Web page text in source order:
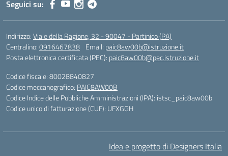
Seguici su:
Indirizzo:Viale della Ragione, 32 - 90047 - Partinico (PA)
Centralino:0916467838 Email: paic8aw00b@istruzione.it
Posta elettronica certificata (PEC): paic8aw00b@pec.istruzione.it
Codice fiscale: 80028840827
Codice meccanografico: PAIC8AW00B
Codice Indice delle Pubbliche Amministrazioni (IPA): istsc_paic8aw00b
Codice unico di fatturazione (CUF): UFXGGH
Idea e progetto di Designers Italia